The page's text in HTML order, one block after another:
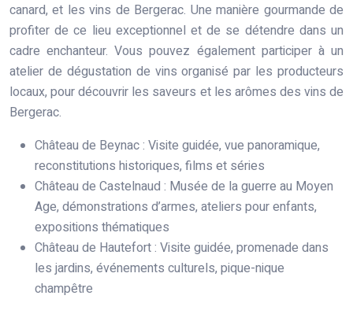
canard, et les vins de Bergerac. Une manière gourmande de
profiter de ce lieu exceptionnel et de se détendre dans un
cadre enchanteur. Vous pouvez également participer à un
atelier de dégustation de vins organisé par les producteurs
locaux, pour découvrir les saveurs et les arômes des vins de
Bergerac.
Château de Beynac : Visite guidée, vue panoramique,
reconstitutions historiques, films et séries
Château de Castelnaud : Musée de la guerre au Moyen
Age, démonstrations d’armes, ateliers pour enfants,
expositions thématiques
Château de Hautefort : Visite guidée, promenade dans
les jardins, événements culturels, pique-nique
champêtre